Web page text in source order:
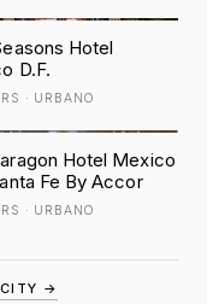
Hotel
D.F.
· URBANO
Hotel Mexico
Fe By Accor
· URBANO
CITY →